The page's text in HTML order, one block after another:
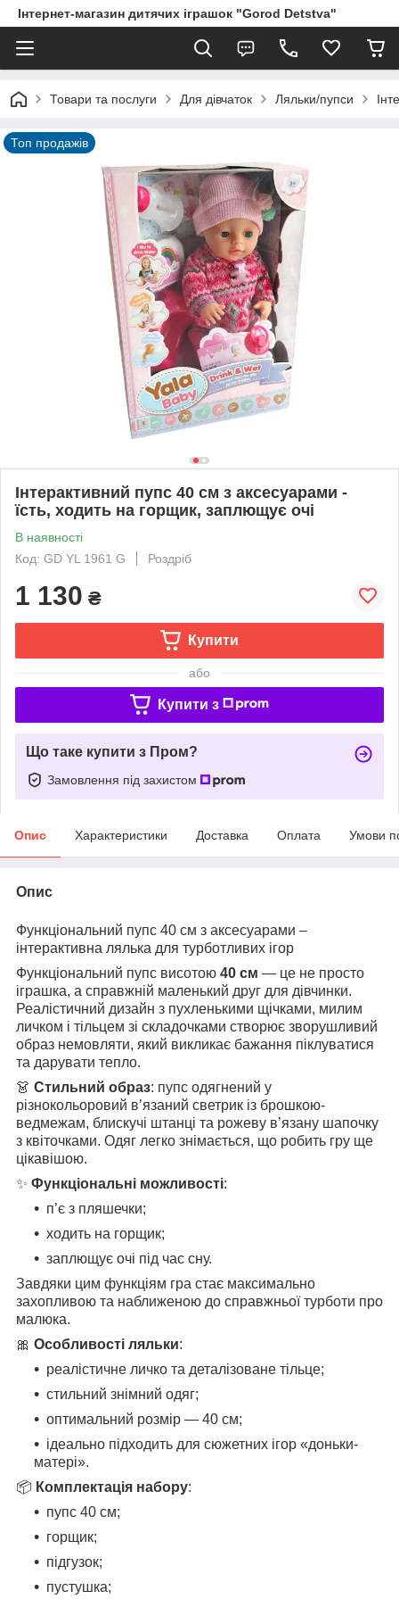
Інтернет-магазин дитячих іграшок "Gorod Detstva"
Товари та послуги Для дівчаток Ляльки/пупси
Топ продажів
Інтерактивний пупс 40 см з аксесуарами -
їсть, ходить на горщик, заплющує очі
В наявності
Код: GD YL 1961 G
Роздріб
1 130 ₴
Купити
або
Купити з
Що таке купити з Пром?
Замовлення під захистом
Опис Характеристики Доставка Оплата Умови
Опис
Функціональний пупс 40 см з аксесуарами –
інтерактивна лялька для турботливих ігор
Функціональний пупс висотою 40 см — це не просто
іграшка, а справжній маленький друг для дівчинки.
Реалістичний дизайн з пухленькими щічками, милим
личком і тільцем зі складочками створює зворушливий
образ немовляти, який викликає бажання піклуватися
та дарувати тепло.
👗 Стильний образ: пупс одягнений у
різнокольоровий в’язаний светрик із брошкою-
ведмежам, блискучі штанці та рожеву в’язану шапочку
з квіточками. Одяг легко знімається, що робить гру ще
цікавішою.
✨ Функціональні можливості:
п’є з пляшечки;
ходить на горщик;
заплющує очі під час сну.
Завдяки цим функціям гра стає максимально
захопливою та наближеною до справжньої турботи про
малюка.
🎀 Особливості ляльки:
реалістичне личко та деталізоване тільце;
стильний знімний одяг;
оптимальний розмір — 40 см;
ідеально підходить для сюжетних ігор «доньки-
матері».
📦 Комплектація набору:
пупс 40 см;
горщик;
підгузок;
пустушка;